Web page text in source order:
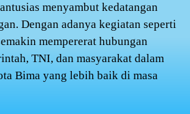
menyambut kedatangan
Dengan adanya kegiatan seperti
mempererat hubungan
TNI, dan masyarakat dalam
Bima yang lebih baik di masa